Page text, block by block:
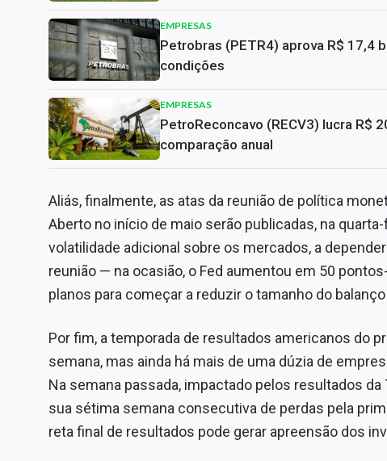
EMPRESAS
Petrobras (PETR4) aprova R$ 17,4
condições
EMPRESAS
PetroReconcavo (RECV3) lucra R$
comparação anual
Aliás, finalmente, as atas da reunião de política
Aberto no início de maio serão publicadas, na
volatilidade adicional sobre os mercados, a
reunião — na ocasião, o Fed aumentou em 50
planos para começar a reduzir o tamanho do
Por fim, a temporada de resultados americanos do
semana, mas ainda há mais de uma dúzia de
Na semana passada, impactado pelos resultados
sua sétima semana consecutiva de perdas pela
reta final de resultados pode gerar apreensão dos